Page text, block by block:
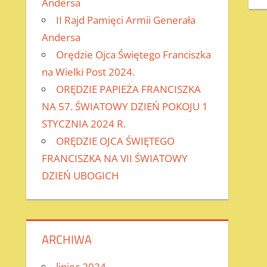
II Rajd Pamięci Armii Generała
Andersa
Orędzie Ojca Świętego Franciszka
na Wielki Post 2024.
ORĘDZIE PAPIEŻA FRANCISZKA
NA 57. ŚWIATOWY DZIEŃ POKOJU 1
STYCZNIA 2024 R.
ORĘDZIE OJCA ŚWIĘTEGO
FRANCISZKA NA VII ŚWIATOWY
DZIEŃ UBOGICH
ARCHIWA